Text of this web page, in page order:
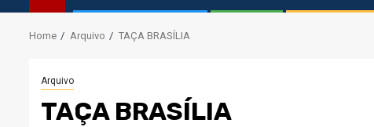
Home Arquivo TAÇA BRASÍLIA
Arquivo
TAÇA BRASÍLIA